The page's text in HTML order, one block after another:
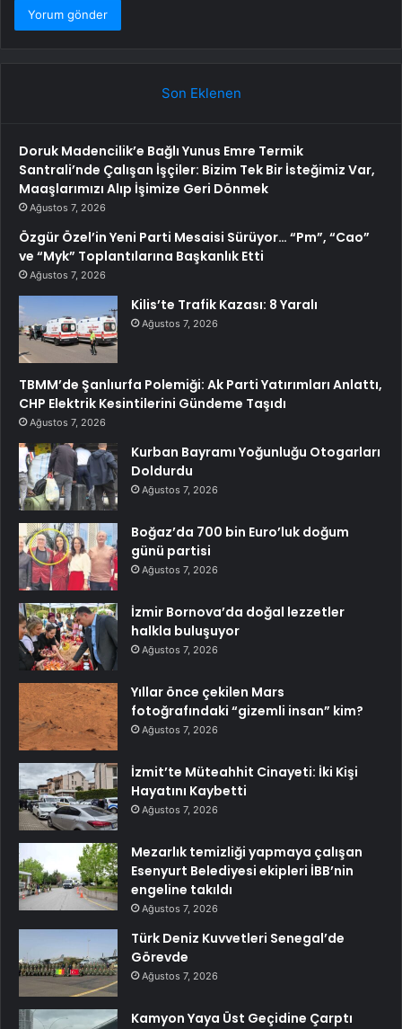
Son Eklenen
Doruk Madencilik’e Bağlı Yunus Emre Termik
Santrali’nde Çalışan İşçiler: Bizim Tek Bir İsteğimiz Var,
Maaşlarımızı Alıp İşimize Geri Dönmek
Ağustos 7, 2026
Özgür Özel’in Yeni Parti Mesaisi Sürüyor… “Pm”, “Cao”
ve “Myk” Toplantılarına Başkanlık Etti
Ağustos 7, 2026
Kilis’te Trafik Kazası: 8 Yaralı
Ağustos 7, 2026
TBMM’de Şanlıurfa Polemiği: Ak Parti Yatırımları Anlattı,
CHP Elektrik Kesintilerini Gündeme Taşıdı
Ağustos 7, 2026
Kurban Bayramı Yoğunluğu Otogarları
Doldurdu
Ağustos 7, 2026
Boğaz’da 700 bin Euro’luk doğum
günü partisi
Ağustos 7, 2026
İzmir Bornova’da doğal lezzetler
halkla buluşuyor
Ağustos 7, 2026
Yıllar önce çekilen Mars
fotoğrafındaki “gizemli insan” kim?
Ağustos 7, 2026
İzmit’te Müteahhit Cinayeti: İki Kişi
Hayatını Kaybetti
Ağustos 7, 2026
Mezarlık temizliği yapmaya çalışan
Esenyurt Belediyesi ekipleri İBB’nin
engeline takıldı
Ağustos 7, 2026
Türk Deniz Kuvvetleri Senegal’de
Görevde
Ağustos 7, 2026
Kamyon Yaya Üst Geçidine Çarptı